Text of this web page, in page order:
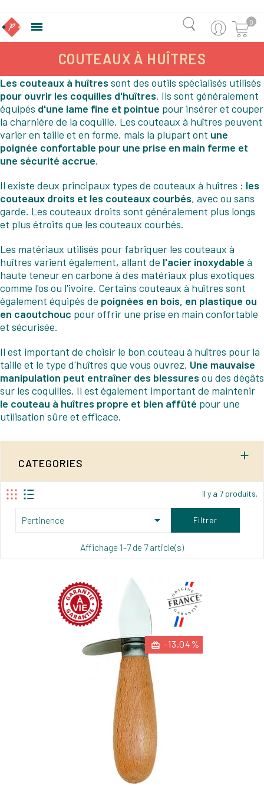
 0
COUTEAUX À HUÎTRES
Les couteaux à huîtres sont des outils spécialisés utilisés
pour ouvrir les coquilles d'huîtres. Ils sont généralement
équipés d'une lame fine et pointue pour insérer et couper
la charnière de la coquille. Les couteaux à huîtres peuvent
varier en taille et en forme, mais la plupart ont une
poignée confortable pour une prise en main ferme et
une sécurité accrue.
Il existe deux principaux types de couteaux à huîtres : les
couteaux droits et les couteaux courbés, avec ou sans
garde. Les couteaux droits sont généralement plus longs
et plus étroits que les couteaux courbés.
Les matériaux utilisés pour fabriquer les couteaux à
huîtres varient également, allant de l'acier inoxydable à
haute teneur en carbone à des matériaux plus exotiques
comme l'os ou l'ivoire. Certains couteaux à huîtres sont
également équipés de poignées en bois, en plastique ou
en caoutchouc pour offrir une prise en main confortable
et sécurisée.
Il est important de choisir le bon couteau à huîtres pour la
taille et le type d'huîtres que vous ouvrez. Une mauvaise
manipulation peut entraîner des blessures ou des dégâts
sur les coquilles. Il est également important de maintenir
le couteau à huîtres propre et bien affûté pour une
utilisation sûre et efficace.
CATEGORIES

Il y a 7 produits.
Pertinence  Filtrer
Affichage 1-7 de 7 article(s)
-13,04%